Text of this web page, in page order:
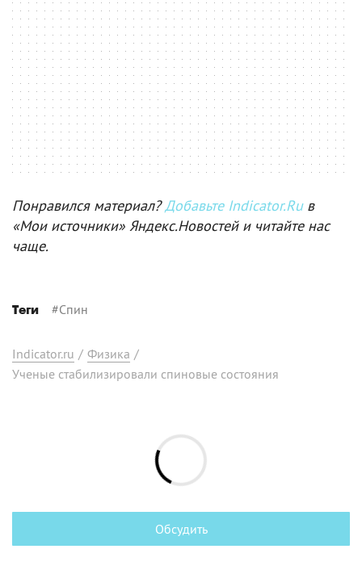
Понравился материал?Добавьте Indicator.Ruв
«Мои источники» Яндекс.Новостей и читайте нас
чаще.
Теги #Спин
Indicator.ru / Физика /
Ученые стабилизировали спиновые состояния
Обсудить